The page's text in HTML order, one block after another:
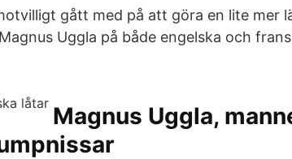
gått med på att göra en lite mer
Uggla på både engelska och
Magnus Uggla,